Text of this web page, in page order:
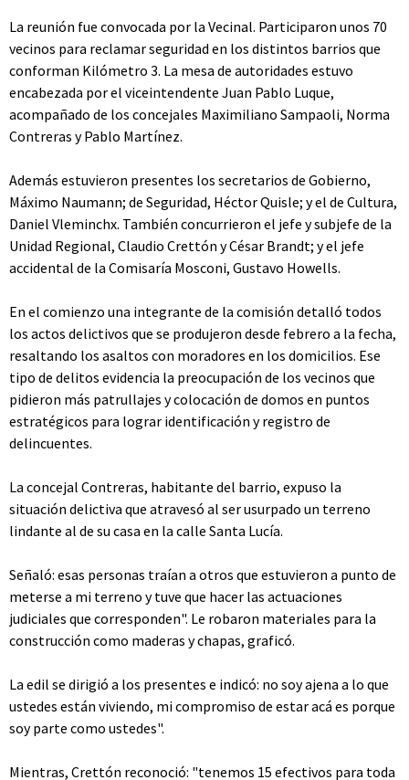
La reunión fue convocada por la Vecinal. Participaron unos 70
vecinos para reclamar seguridad en los distintos barrios que
conforman Kilómetro 3. La mesa de autoridades estuvo
encabezada por el viceintendente Juan Pablo Luque,
acompañado de los concejales Maximiliano Sampaoli, Norma
Contreras y Pablo Martínez.
Además estuvieron presentes los secretarios de Gobierno,
Máximo Naumann; de Seguridad, Héctor Quisle; y el de Cultura,
Daniel Vleminchx. También concurrieron el jefe y subjefe de la
Unidad Regional, Claudio Crettón y César Brandt; y el jefe
accidental de la Comisaría Mosconi, Gustavo Howells.
En el comienzo una integrante de la comisión detalló todos
los actos delictivos que se produjeron desde febrero a la fecha,
resaltando los asaltos con moradores en los domicilios. Ese
tipo de delitos evidencia la preocupación de los vecinos que
pidieron más patrullajes y colocación de domos en puntos
estratégicos para lograr identificación y registro de
delincuentes.
La concejal Contreras, habitante del barrio, expuso la
situación delictiva que atravesó al ser usurpado un terreno
lindante al de su casa en la calle Santa Lucía.
Señaló: esas personas traían a otros que estuvieron a punto de
meterse a mi terreno y tuve que hacer las actuaciones
judiciales que corresponden". Le robaron materiales para la
construcción como maderas y chapas, graficó.
La edil se dirigió a los presentes e indicó: no soy ajena a lo que
ustedes están viviendo, mi compromiso de estar acá es porque
soy parte como ustedes".
Mientras, Crettón reconoció: "tenemos 15 efectivos para toda